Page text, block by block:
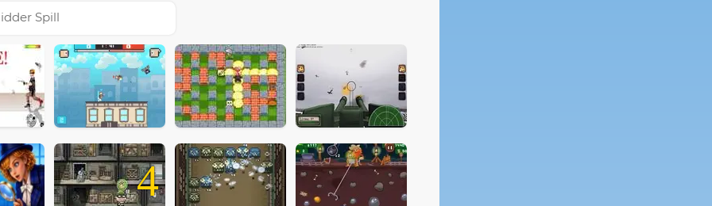
Spill
4